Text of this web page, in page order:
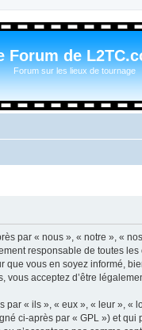
Forum de
Forum sur les lieux de tournage
par « nous », « notre », «
responsable de toutes
que vous en soyez informé,
vous acceptez d’être
« ils », « eux », « leur »,
ci-après par « GPL ») et qui